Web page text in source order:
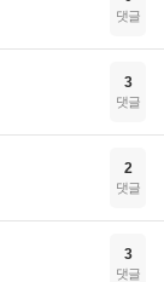
댓글
3
댓글
2
댓글
3
댓글